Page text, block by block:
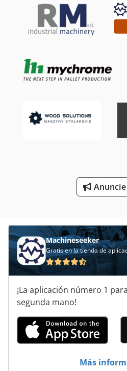
Fresadora Y Centro De
Herramienta De Máquina
Herramientas De Corte
Herramientas Para
Máquinas De Torneado Cnc
Machineseeker
Gratis en la tienda de
¡La aplicación número 1
segunda mano!
Más